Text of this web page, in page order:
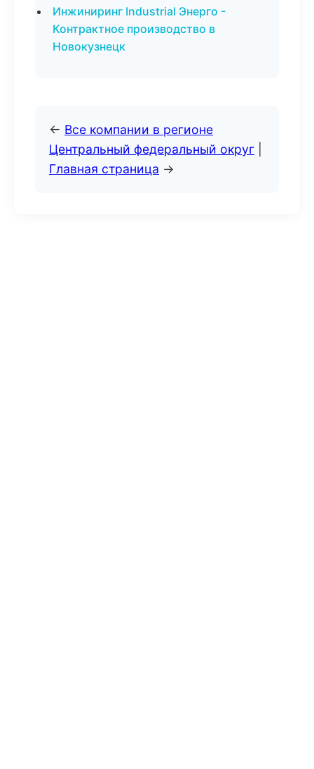
Инжиниринг Industrial Энерго -
Контрактное производство в
Новокузнецк
← Все компании в регионе
Центральный федеральный округ
Главная страница →